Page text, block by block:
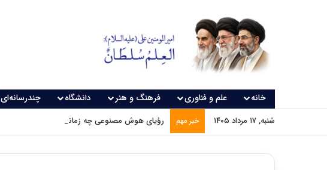
خانه علم و فناوری فرهنگ و هنر دانشگاه چندرسانه‌ای
شنبه, ۱۷ مرداد ۱۴۰۵ خبر مهم رؤیای هوش مصنوعی چه زمانی واقعی می‌شود؟